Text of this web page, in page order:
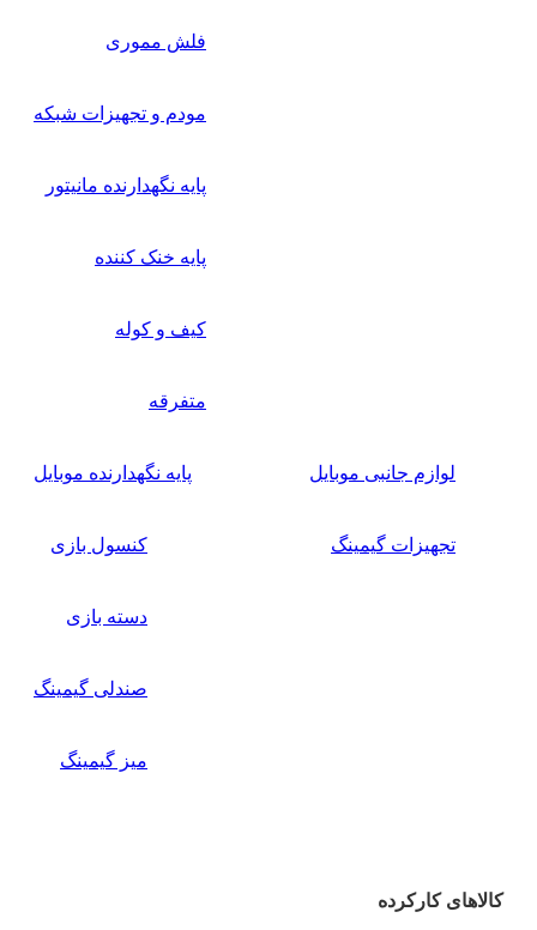
فلش مموری
مودم و تجهیزات شبکه
پایه نگهدارنده مانیتور
پایه خنک کننده
کیف و کوله
متفرقه
لوازم جانبی موبایل پایه نگهدارنده موبایل
تجهیزات گیمینگ کنسول بازی
دسته بازی
صندلی گیمینگ
میز گیمینگ
کالاهای کارکرده